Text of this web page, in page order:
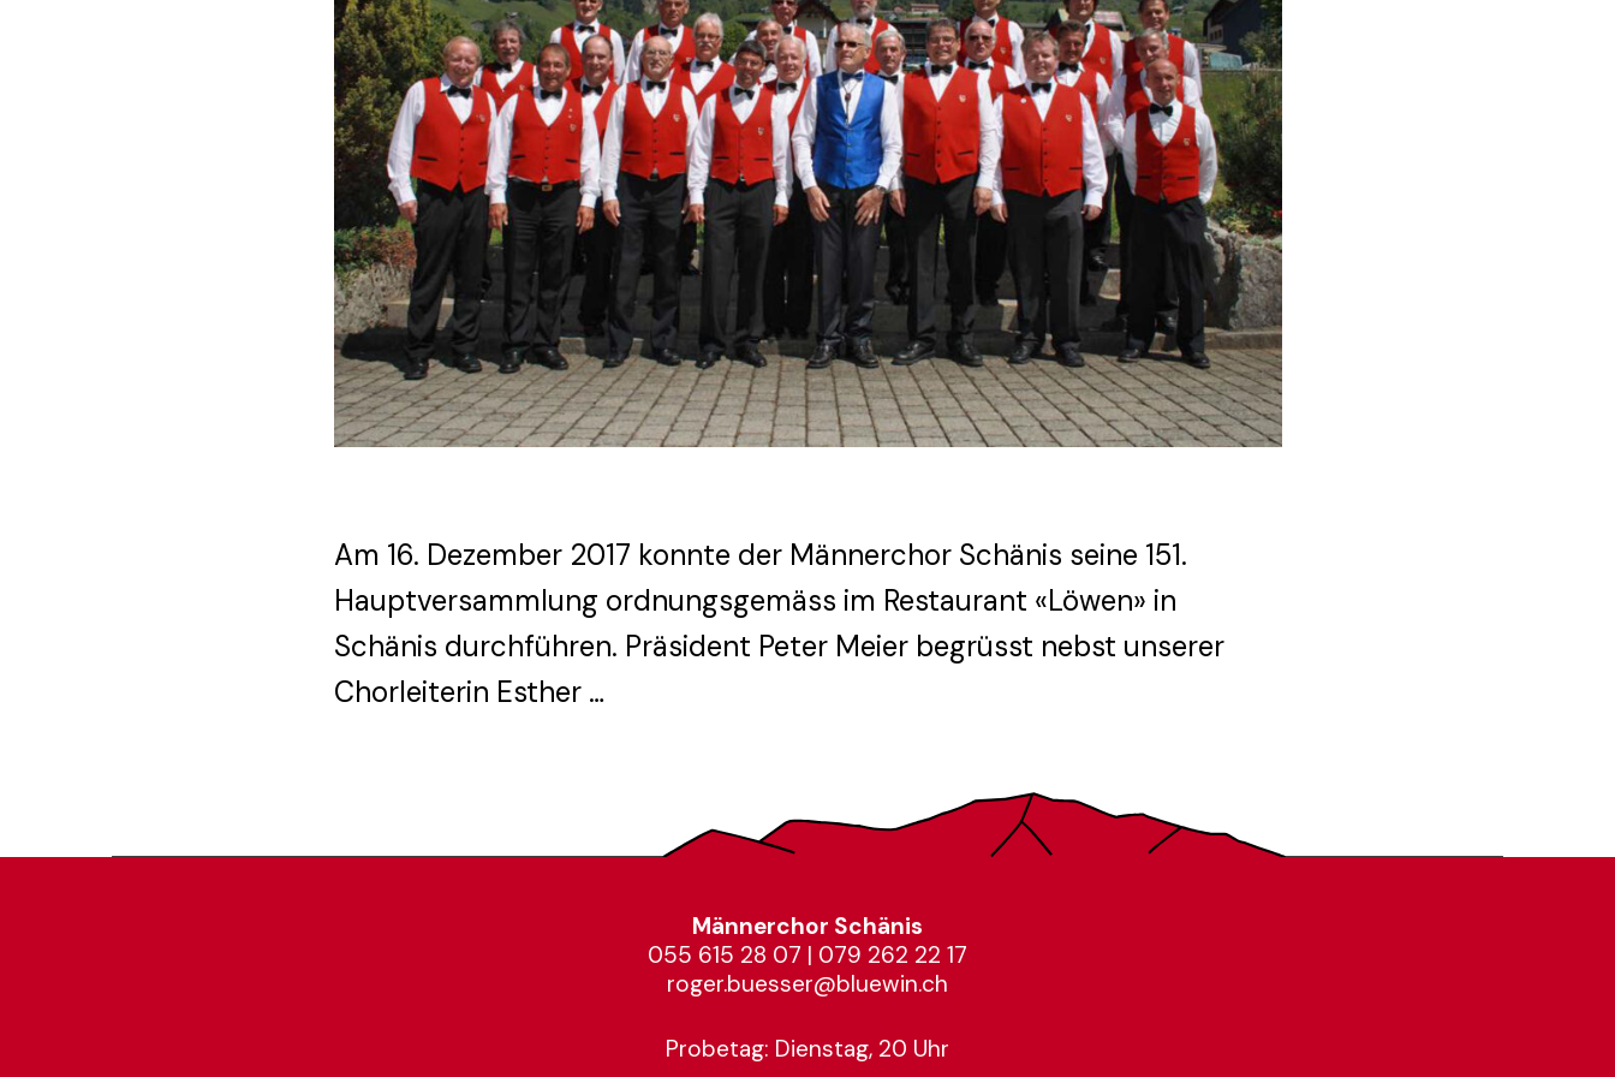
Am 16. Dezember 2017 konnte der Männerchor Schänis seine 151.
Hauptversammlung ordnungsgemäss im Restaurant «Löwen» in
Schänis durchführen. Präsident Peter Meier begrüsst nebst unserer
Chorleiterin Esther …
Männerchor Schänis
055 615 28 07 | 079 262 22 17
roger.buesser@bluewin.ch
Probetag: Dienstag, 20 Uhr